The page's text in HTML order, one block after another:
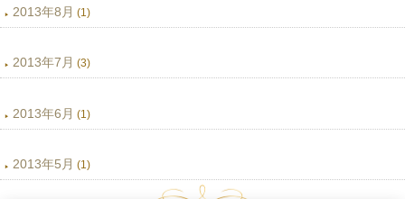
2013年8月 (1)
2013年7月 (3)
2013年6月 (1)
2013年5月 (1)